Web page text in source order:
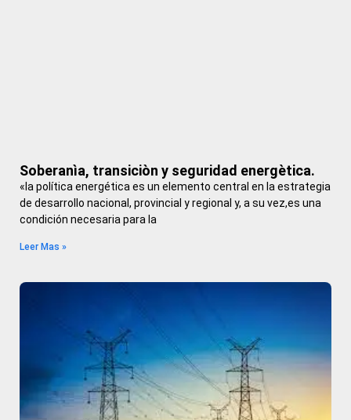
Soberanìa, transiciòn y seguridad energètica.
«la política energética es un elemento central en la estrategia
de desarrollo nacional, provincial y regional y, a su vez,es una
condición necesaria para la
Leer Mas »